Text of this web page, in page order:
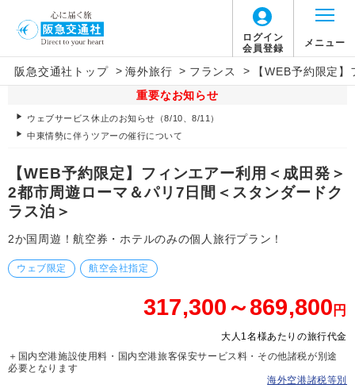
ログイン
会員登録
メニュー
阪急交通社トップ > 海外旅行 > フランス >
【WEB予約限定
重要なお知らせ
ウェブサービス休止のお知らせ（8/10、8/11）
中東情勢に伴うツアーの催行について
【WEB予約限定】フィンエアー利用＜成田発＞
2都市周遊ローマ＆パリ7日間＜スタンダードク
ラス泊＞
2か国周遊！航空券・ホテルのみの個人旅行プラン！
ウェブ限定 航空会社指定
317,300～869,800 円
大人1名様あたりの旅行代金
＋国内空港施設使用料・国内空港旅客保安サービス料・その他諸税が別途
必要となります
海外空港諸税等別